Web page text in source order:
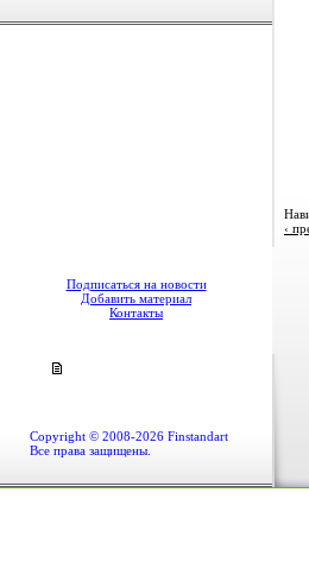
Подписаться на новости
Добавить материал
Контакты
Copyright © 2008-2026 Finstandart
Все права защищены.
‹